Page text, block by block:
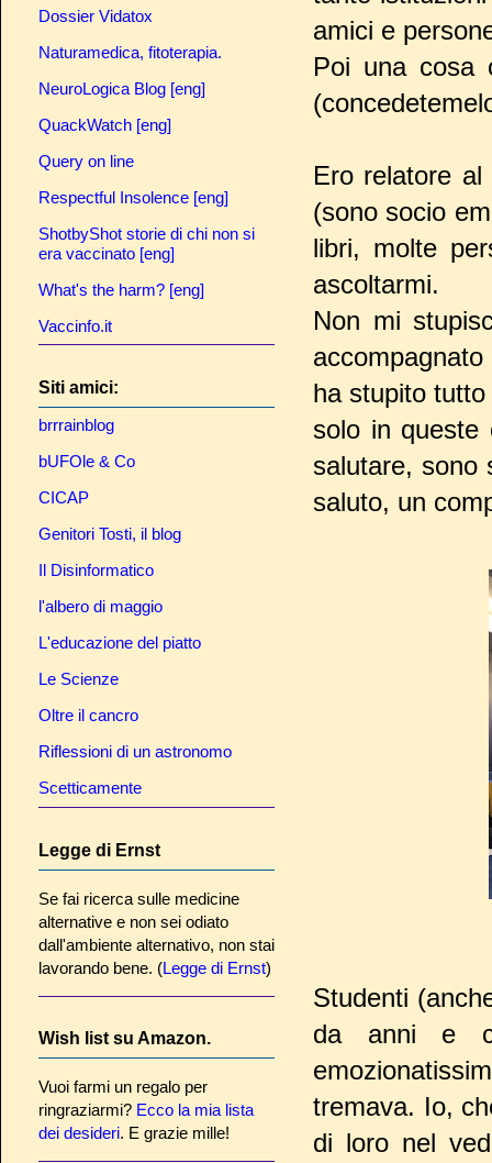
amici e
Poi una cosa
Ero relatore
(sono socio
libri, molte
ascoltarmi.
Non mi
ha stupito
solo in queste
salutare, sono
saluto, un
Studenti
da anni e
tremava. Io,
di loro nel
Dossier Vidatox
Naturamedica, fitoterapia.
NeuroLogica Blog [eng]
QuackWatch [eng]
Query on line
Respectful Insolence [eng]
ShotbyShot storie di chi non si
era vaccinato [eng]
What's the harm? [eng]
Vaccinfo.it
Siti amici:
brrrainblog
bUFOle & Co
CICAP
Genitori Tosti, il blog
Il Disinformatico
l'albero di maggio
L'educazione del piatto
Le Scienze
Oltre il cancro
Riflessioni di un astronomo
Scetticamente
Legge di Ernst
Se fai ricerca sulle medicine
alternative e non sei odiato
dall'ambiente alternativo, non stai
lavorando bene. (Legge di Ernst)
Wish list su Amazon.
Vuoi farmi un regalo per
ringraziarmi? Ecco la mia lista
dei desideri. E grazie mille!